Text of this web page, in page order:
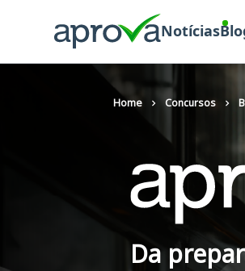
Notícias
Home Concursos
Da